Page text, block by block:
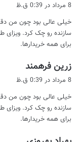
:
8 مرداد در 0:39 ق.ظ
خیلی عالی بود چون من
سازنده رو چک کرد. ویزای
برای همه خریدارها.
زرین فرهمند
ف
:
8 مرداد در 0:39 ق.ظ
خیلی عالی بود چون من
سازنده رو چک کرد. ویزای
برای همه خریدارها.